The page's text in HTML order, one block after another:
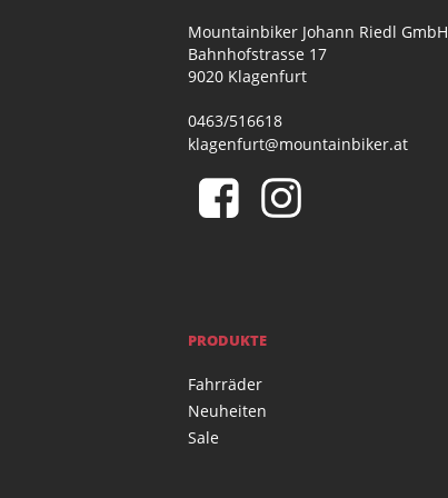
Mountainbiker Johann Riedl GmbH
Bahnhofstrasse 17
9020 Klagenfurt
0463/516618
klagenfurt@mountainbiker.at
PRODUKTE
Fahrräder
Neuheiten
Sale